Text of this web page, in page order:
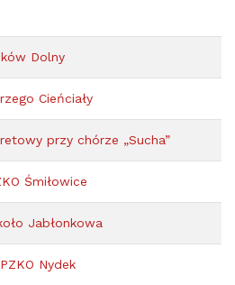
Dolny
Cieńciały
przy chórze „Sucha”
Śmiłowice
Jabłonkowa
Nydek